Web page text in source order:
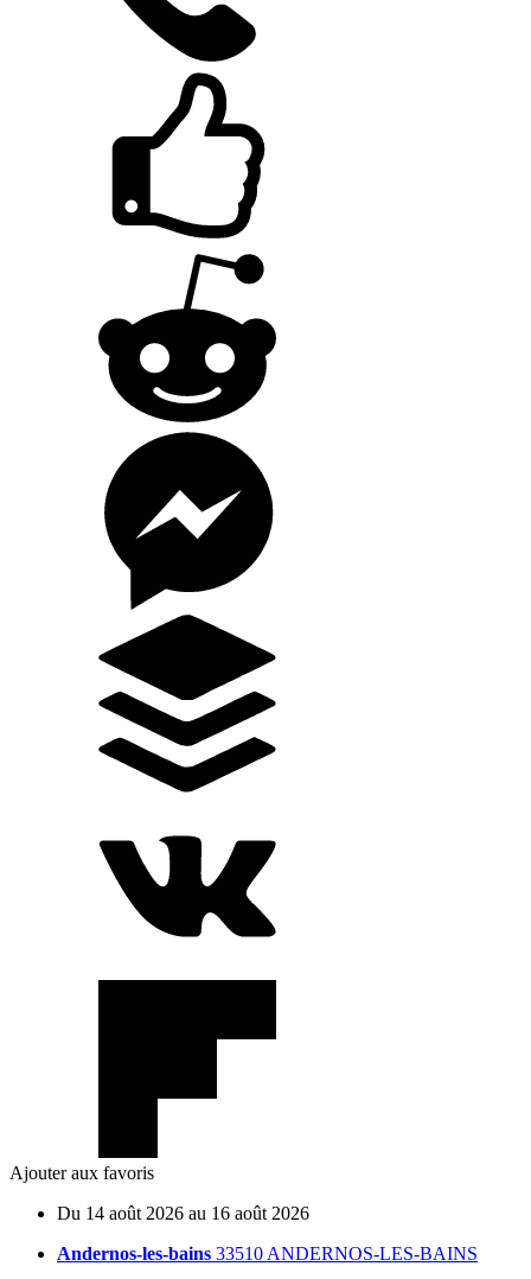
Ajouter aux favoris
Du 14 août 2026 au 16 août 2026
Andernos-les-bains 33510 ANDERNOS-LES-BAINS